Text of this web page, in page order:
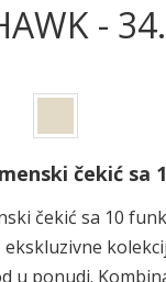
-
čekić sa
čekić sa 10
u ponudi.